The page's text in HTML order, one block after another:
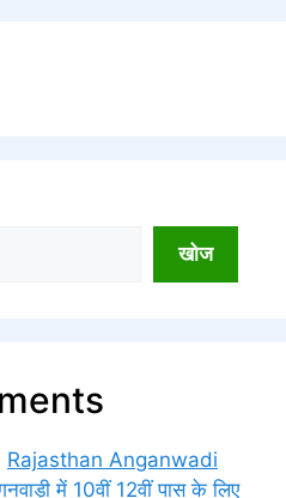
खोज
Rajasthan Anganwadi
में 10वीं 12वीं पास के लिए